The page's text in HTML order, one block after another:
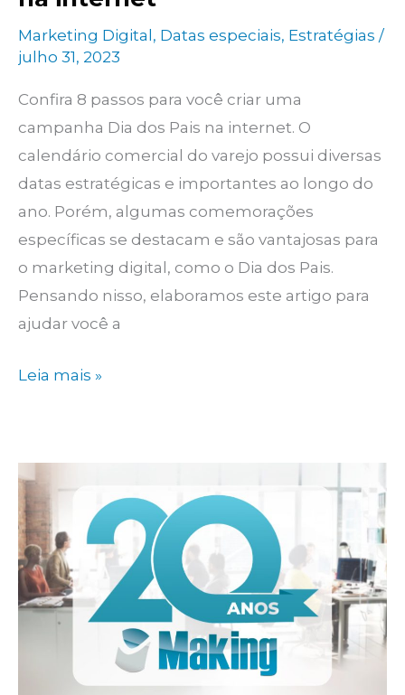
Marketing Digital, Datas especiais, Estratégias /
julho 31, 2023
Confira 8 passos para você criar uma
campanha Dia dos Pais na internet. O
calendário comercial do varejo possui diversas
datas estratégicas e importantes ao longo do
ano. Porém, algumas comemorações
específicas se destacam e são vantajosas para
o marketing digital, como o Dia dos Pais.
Pensando nisso, elaboramos este artigo para
ajudar você a
Campanha
8
passos
para
você
criar
internet
Leia mais »